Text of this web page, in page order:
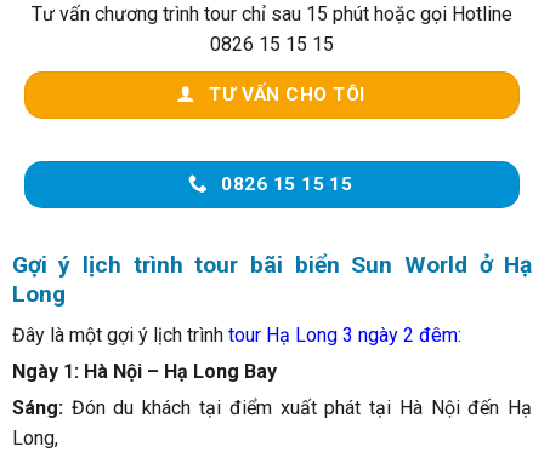
Tư vấn chương trình tour chỉ sau 15 phút hoặc gọi Hotline
0826 15 15 15
TƯ VẤN CHO TÔI
0826 15 15 15
Gợi ý lịch trình tour bãi biển Sun World ở Hạ
Long
Đây là một gợi ý lịch trình tour Hạ Long 3 ngày 2 đêm:
Ngày 1: Hà Nội – Hạ Long Bay
Sáng:Đón du khách tại điểm xuất phát tại Hà Nội đến Hạ
Long,